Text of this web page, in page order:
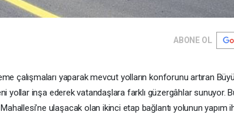
ABONE OL
çalışmaları yaparak mevcut yolların konforunu artıran
yollar inşa ederek vatandaşlara farklı güzergâhlar sunuyor.
ulaşacak olan ikinci etap bağlantı yolunun yapım